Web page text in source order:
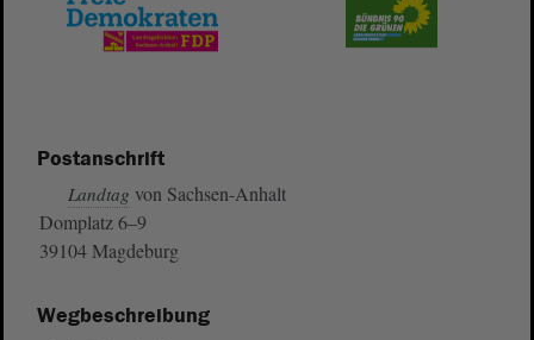
Postanschrift
Landtag von Sachsen-Anhalt
Domplatz 6–9
39104 Magdeburg
Wegbeschreibung